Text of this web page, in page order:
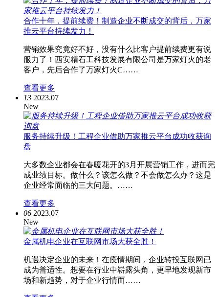
合作十年，提前续费！制造企业不断成交的背后，万家
推云平台持续发力！
营销效果究竟好不好，没有什么比客户提前续费更有说
服力了！西安精石工科技发展有限公司是万家灯火的老
客户，先后合作了万家灯火C……
查看更多
13 2023.07
New
服务持续升级！工程企业借助万家推云平台成功收获询
盘
大多数企业都会在春暖花开的3月开展营销工作，进而完
成业绩目标。做什么？该怎么做？不会做怎么办？这是
企业经常面临的三大问题。……
查看更多
06 2023.07
New
金属机电企业在互联网市场大获全胜！
机遇决定企业的未来！在疫情期间，企业转投互联网已
成为普适性。想要在行业中崭露头角，更早地发现新市
场和新趋势，对于企业行情而……